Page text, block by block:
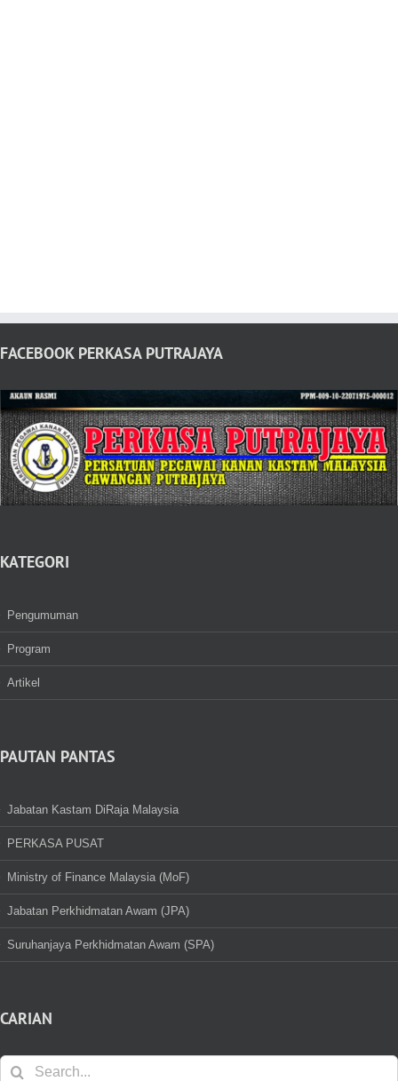
FACEBOOK PERKASA PUTRAJAYA
KATEGORI
Pengumuman
Program
Artikel
PAUTAN PANTAS
Jabatan Kastam DiRaja Malaysia
PERKASA PUSAT
Ministry of Finance Malaysia (MoF)
Jabatan Perkhidmatan Awam (JPA)
Suruhanjaya Perkhidmatan Awam (SPA)
CARIAN
Search